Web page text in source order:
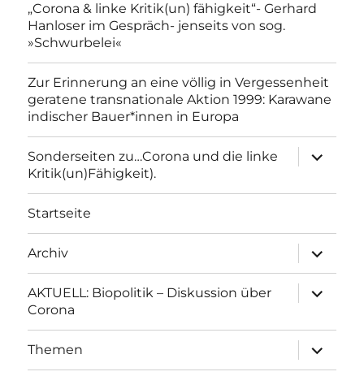
„Corona & linke Kritik(un) fähigkeit“- Gerhard
Hanloser im Gespräch- jenseits von sog.
»Schwurbelei«
Zur Erinnerung an eine völlig in Vergessenheit
geratene transnationale Aktion 1999: Karawane
indischer Bauer*innen in Europa
Sonderseiten zu…Corona und die linke
Kritik(un)Fähigkeit).
anzeigen
Startseite
Archiv
anzeigen
AKTUELL: Biopolitik – Diskussion über
Corona
anzeigen
Themen
anzeigen